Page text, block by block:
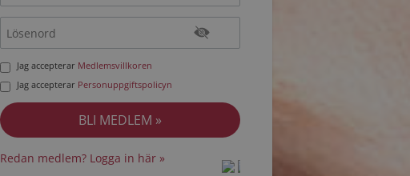
Jag accepterar Medlemsvillkoren
Jag accepterar Personuppgiftspolicyn
Redan medlem? Logga in här »